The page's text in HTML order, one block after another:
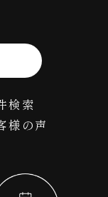
検索
様の声